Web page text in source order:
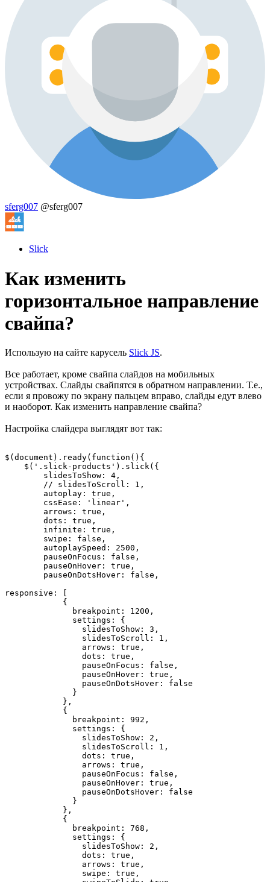
sferg007 @sferg007
Slick
Как изменить
горизонтальное направление
свайпа?
Использую на сайте карусель Slick JS.
Все работает, кроме свайпа слайдов на мобильных
устройствах. Слайды свайпятся в обратном направлении. Т.е.,
если я провожу по экрану пальцем вправо, слайды едут влево
и наоборот. Как изменить направление свайпа?
Настройка слайдера выглядят вот так:
$(document).ready(function(){
    $('.slick-products').slick({
        slidesToShow: 4,
        // slidesToScroll: 1,
        autoplay: true,
        cssEase: 'linear',
        arrows: true,
        dots: true,
        infinite: true,
        swipe: false,
        autoplaySpeed: 2500,
        pauseOnFocus: false,
        pauseOnHover: true,
        pauseOnDotsHover: false,
responsive: [
            {
              breakpoint: 1200,
              settings: {
                slidesToShow: 3,
                slidesToScroll: 1,
                arrows: true,
                dots: true,
                pauseOnFocus: false,
                pauseOnHover: true,
                pauseOnDotsHover: false
              }
            },
            {
              breakpoint: 992,
              settings: {
                slidesToShow: 2,
                slidesToScroll: 1,
                dots: true,
                arrows: true,
                pauseOnFocus: false,
                pauseOnHover: true,
                pauseOnDotsHover: false
              }
            },
            {
              breakpoint: 768,
              settings: {
                slidesToShow: 2,
                dots: true,
                arrows: true,
                swipe: true,